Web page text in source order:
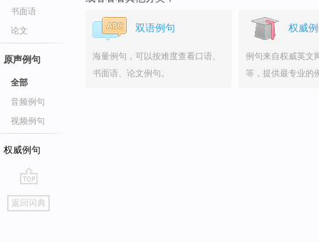
书面语
论文
原声例句
全部
音频例句
视频例句
权威例句
go
top
返回词典
双语例句
海量例句，可以按难度查看口语、
书面语、论文例句。
权威
例句来自权威英文
等，提供最专业的